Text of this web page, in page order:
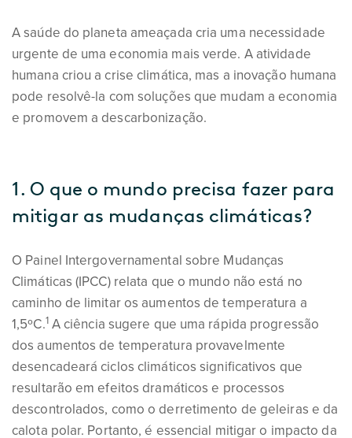
A saúde do planeta ameaçada cria uma necessidade
urgente de uma economia mais verde. A atividade
humana criou a crise climática, mas a inovação humana
pode resolvê-la com soluções que mudam a economia
e promovem a descarbonização.
1. O que o mundo precisa fazer para
mitigar as mudanças climáticas?
O Painel Intergovernamental sobre Mudanças
Climáticas (IPCC) relata que o mundo não está no
caminho de limitar os aumentos de temperatura a
1,5ºC.1A ciência sugere que uma rápida progressão
dos aumentos de temperatura provavelmente
desencadeará ciclos climáticos significativos que
resultarão em efeitos dramáticos e processos
descontrolados, como o derretimento de geleiras e da
calota polar. Portanto, é essencial mitigar o impacto da